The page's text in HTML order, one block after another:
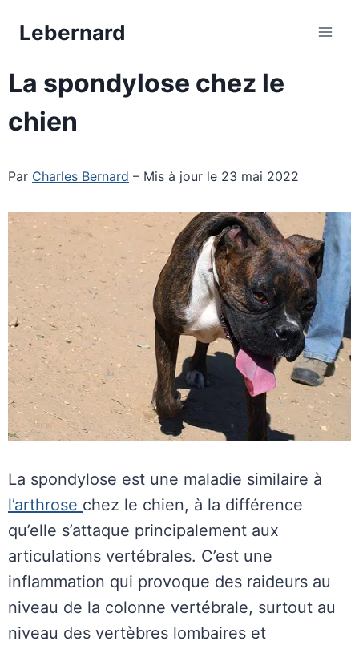
Lebernard
La spondylose chez le
chien
Par Charles Bernard – Mis à jour le 23 mai 2022
La spondylose est une maladie similaire à
l’arthrose chez le chien, à la différence
qu’elle s’attaque principalement aux
articulations vertébrales. C’est une
inflammation qui provoque des raideurs au
niveau de la colonne vertébrale, surtout au
niveau des vertèbres lombaires et